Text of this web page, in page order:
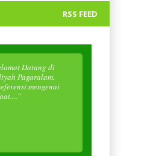
RSS FEED
Datang di
Pagaralam.
mengenai